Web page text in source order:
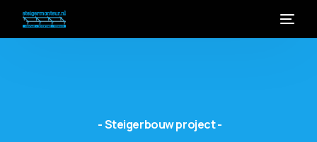
-Steigerbouwproject-